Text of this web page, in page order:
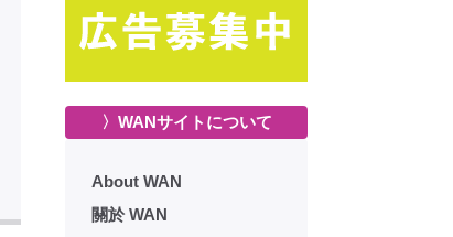
〉WANサイトについて
About WAN
關於 WAN